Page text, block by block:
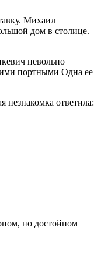
Михаил
дом в столице.
невольно
портными Одна ее
незнакомка ответила:
но достойном